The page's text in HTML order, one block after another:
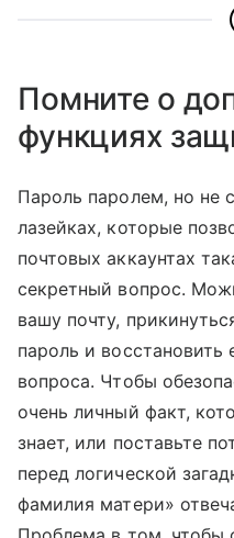
Помните о
функциях
Пароль паролем, но не
лазейках, которые
почтовых аккаунтах
секретный вопрос.
вашу почту,
пароль и
вопроса. Чтобы
очень личный факт,
знает, или поставьте
перед логической
фамилия матери»